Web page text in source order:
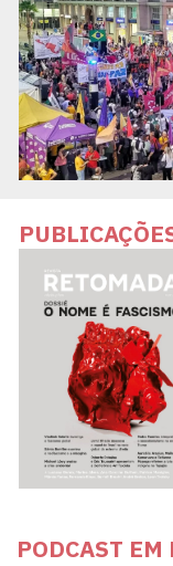
PODCAST